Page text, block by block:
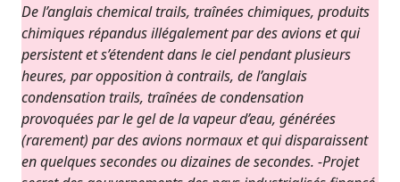
De l’anglais chemical trails, traînées chimiques, produits
chimiques répandus illégalement par des avions et qui
persistent et s’étendent dans le ciel pendant plusieurs
heures, par opposition à contrails, de l’anglais
condensation trails, traînées de condensation
provoquées par le gel de la vapeur d’eau, générées
(rarement) par des avions normaux et qui disparaissent
en quelques secondes ou dizaines de secondes. -Projet